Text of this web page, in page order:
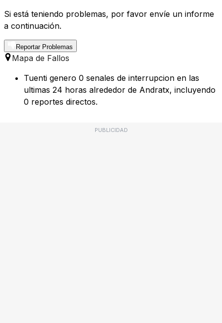
Si está teniendo problemas, por favor envíe un informe
a continuación.
Reportar Problemas
Mapa de Fallos
Tuenti genero 0 senales de interrupcion en las
ultimas 24 horas alrededor de Andratx, incluyendo
0 reportes directos.
PUBLICIDAD